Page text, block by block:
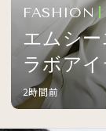
FASHION
エムシ
ラボア
2時間前